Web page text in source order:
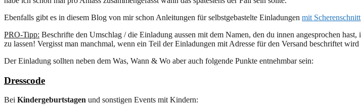
Ebenfalls gibt es in diesem Blog von mir schon Anleitungen für selbstgebastelte Einladungen mit Scherenschnitt
PRO-Tipp: Beschrifte den Umschlag / die Einladung aussen mit dem Namen, den du innen angesprochen
zu lassen! Vergisst man manchmal, wenn ein Teil der Einladungen mit Adresse für den Versand beschriftet
Der Einladung sollten neben dem Was, Wann & Wo aber auch folgende Punkte entnehmbar sein:
Dresscode
Bei Kindergeburtstagen und sonstigen Events mit Kindern: